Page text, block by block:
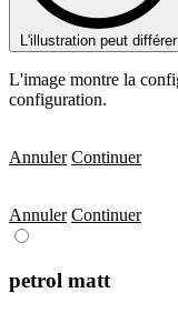
L'illustration peut différer
L'image montre la
configuration.
Annuler Continuer
Annuler Continuer
petrol matt